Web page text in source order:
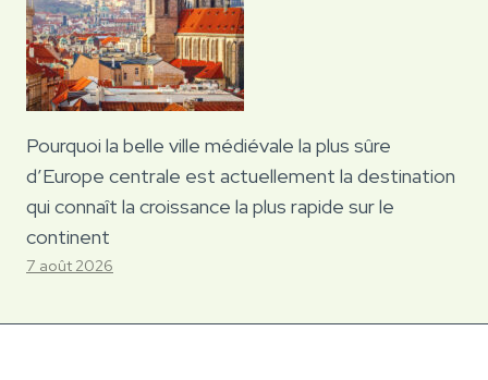
Pourquoi la belle ville médiévale la plus sûre
d’Europe centrale est actuellement la destination
qui connaît la croissance la plus rapide sur le
continent
7 août 2026